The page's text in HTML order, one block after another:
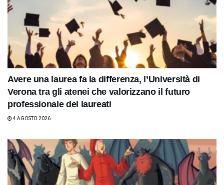
Avere una laurea fa la differenza, l’Università di
Verona tra gli atenei che valorizzano il futuro
professionale dei laureati
4 AGOSTO 2026